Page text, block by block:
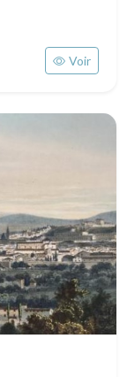
Voir